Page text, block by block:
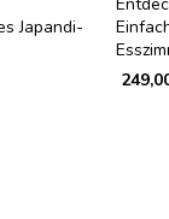
Japandi-